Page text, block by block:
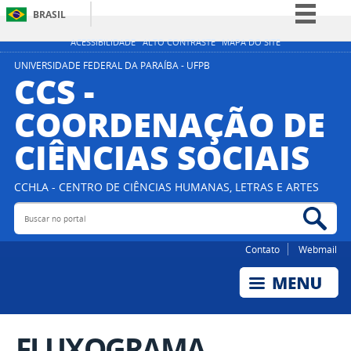
ACESSIBILIDADE ALTO CONTRASTE MAPA DO SITE
BRASIL
Simplifique!
Acesso à informação
Legislação
Canais
UNIVERSIDADE FEDERAL DA PARAÍBA - UFPB
CCS -
COORDENAÇÃO DE
CIÊNCIAS SOCIAIS
CCHLA - CENTRO DE CIÊNCIAS HUMANAS, LETRAS E ARTES
Buscar no portal
Contato Webmail